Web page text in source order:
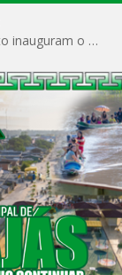
Prefeito Vivaldo Mendes e vice-prefeito Quito inauguram o CAPS e fortalecem a saúde pública em Anajás.